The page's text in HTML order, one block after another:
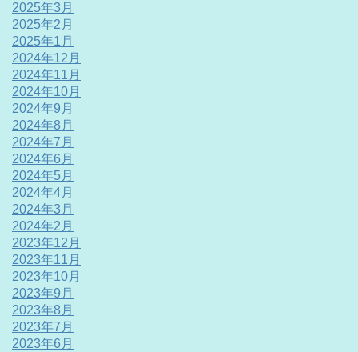
2025年3月
2025年2月
2025年1月
2024年12月
2024年11月
2024年10月
2024年9月
2024年8月
2024年7月
2024年6月
2024年5月
2024年4月
2024年3月
2024年2月
2023年12月
2023年11月
2023年10月
2023年9月
2023年8月
2023年7月
2023年6月